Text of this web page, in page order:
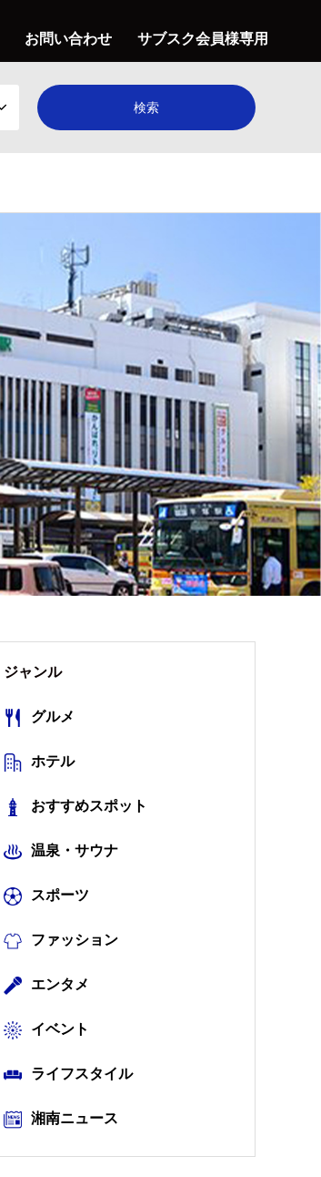
お問い合わせ サブスク会員様専用
ジャンル
グルメ
ホテル
おすすめスポット
温泉・サウナ
スポーツ
ファッション
エンタメ
イベント
ライフスタイル
湘南ニュース